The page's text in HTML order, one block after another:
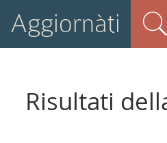
Aggiornàti
Risultati